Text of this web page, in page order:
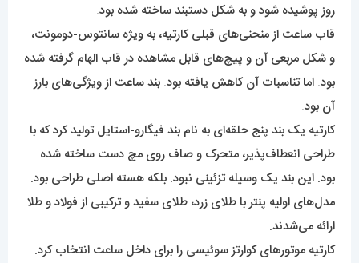
روز پوشیده شود و به شکل دستبند ساخته شده بود.
قاب ساعت از منحنی‌های قبلی کارتیه، به ویژه سانتوس-دومونت،
و شکل مربعی آن و پیچ‌های قابل مشاهده در قاب الهام گرفته شده
بود. اما تناسبات آن کاهش یافته بود. بند ساعت از ویژگی‌های بارز
آن بود.
کارتیه یک بند پنج حلقه‌ای به نام بند فیگارو-استایل تولید کرد که با
طراحی انعطاف‌پذیر، متحرک و صاف روی مچ دست ساخته شده
بود. این بند یک وسیله تزئینی نبود. بلکه هسته اصلی طراحی بود.
مدل‌های اولیه پنتر با طلای زرد، طلای سفید و ترکیبی از فولاد و طلا
ارائه می‌شدند.
کارتیه موتورهای کوارتز سوئیسی را برای داخل ساعت انتخاب کرد.